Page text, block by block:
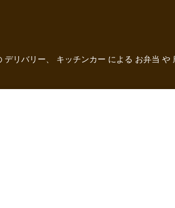
リバリー、 キッチンカー による お弁当